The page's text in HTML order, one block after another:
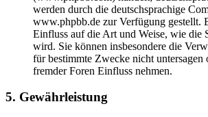
werden durch die deutschsprachige
www.phpbb.de zur Verfügung gestellt.
Einfluss auf die Art und Weise, wie die
wird. Sie können insbesondere die
für bestimmte Zwecke nicht untersagen
fremder Foren Einfluss nehmen.
5. Gewährleistung